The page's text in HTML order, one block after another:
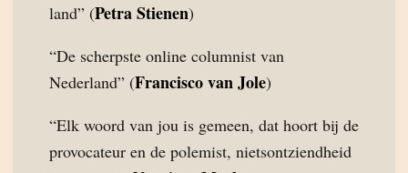
land” (Petra Stienen)
“De scherpste online columnist van
Nederland” (Francisco van Jole)
“Elk woord van jou is gemeen, dat hoort bij de
provocateur en de polemist, nietsontziendheid